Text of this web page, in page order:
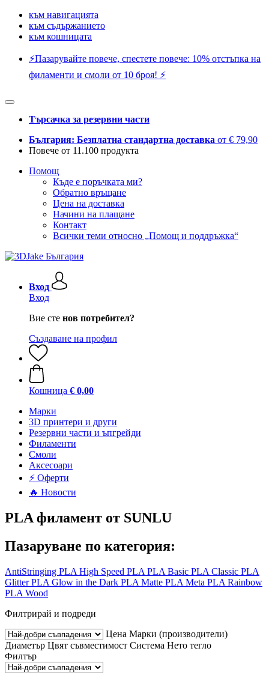
към навигацията
към съдържанието
към кошницата
⚡️Пазарувайте повече, спестете повече: 10% отстъпка на
филаменти и смоли от 10 броя! ⚡️
Търсачка за резервни части
България: Безплатна стандартна доставка от € 79,90
Повече от 11.100 продукта
Помощ
Къде е поръчката ми?
Обратно връщане
Цена на доставка
Начини на плащане
Контакт
Всички теми относно „Помощ и поддръжка“
Вход
Вход
Вие сте нов потребител?
Създаване на профил
Кошница € 0,00
Mарки
3D принтери и други
Резервни части и ъпгрейди
Филаменти
Смоли
Аксесоари
⚡ Оферти
🔥 Новости
PLA филамент от SUNLU
Пазаруване по категория:
AntiStringing PLA High Speed PLA PLA Basic PLA Classic PLA
Glitter PLA Glow in the Dark PLA Matte PLA Meta PLA Rainbow
PLA Wood
Филтрирай и подреди
Цена Марки (производители)
Диаметър Цвят съвместимост Система Нето тегло
Филтър